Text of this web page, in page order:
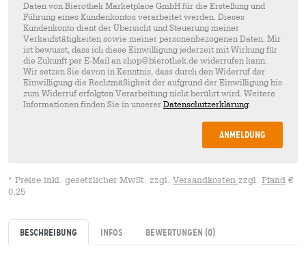
Daten von Bierothek Marketplace GmbH für die Erstellung und
Führung eines Kundenkontos verarbeitet werden. Dieses
Kundenkonto dient der Übersicht und Steuerung meiner
Verkaufstätigkeiten sowie meiner personenbezogenen Daten. Mir
ist bewusst, dass ich diese Einwilligung jederzeit mit Wirkung für
die Zukunft per E-Mail an shop@bierothek.de widerrufen kann.
Wir setzen Sie davon in Kenntnis, dass durch den Widerruf der
Einwilligung die Rechtmäßigkeit der aufgrund der Einwilligung bis
zum Widerruf erfolgten Verarbeitung nicht berührt wird. Weitere
Informationen finden Sie in unserer Datenschutzerklärung.
Anmeldung
* Preise inkl. gesetzlicher MwSt. zzgl. Versandkosten zzgl. Pfand €
0,25
Beschreibung Infos Bewertungen (0)